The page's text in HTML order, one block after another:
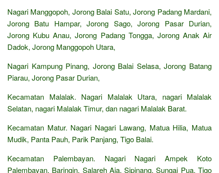
Nagari Manggopoh, Jorong Balai Satu, Jorong Padang Mardani,
Jorong Batu Hampar, Jorong Sago, Jorong Pasar Durian,
Jorong Kubu Anau, Jorong Padang Tongga, Jorong Anak Air
Dadok, Jorong Manggopoh Utara,
Nagari Kampung Pinang, Jorong Balai Selasa, Jorong Batang
Piarau, Jorong Pasar Durian,
Kecamatan Malalak. Nagari Malalak Utara, nagari Malalak
Selatan, nagari Malalak Timur, dan nagari Malalak Barat.
Kecamatan Matur. Nagari Nagari Lawang, Matua Hilia, Matua
Mudik, Panta Pauh, Parik Panjang, Tigo Balai.
Kecamatan Palembayan. Nagari Nagari Ampek Koto
Palembayan, Baringin, Salareh Aia, Sipinang, Sungai Pua, Tigo